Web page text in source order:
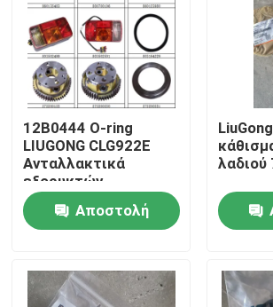
Αρχική Σελίδα
Σχετικά με εμάς
12Β0444 Ο-ring
LIUGONG CLG922E
Ανταλλακτικά
εξορυκτών
Αποστολή
λαδιού